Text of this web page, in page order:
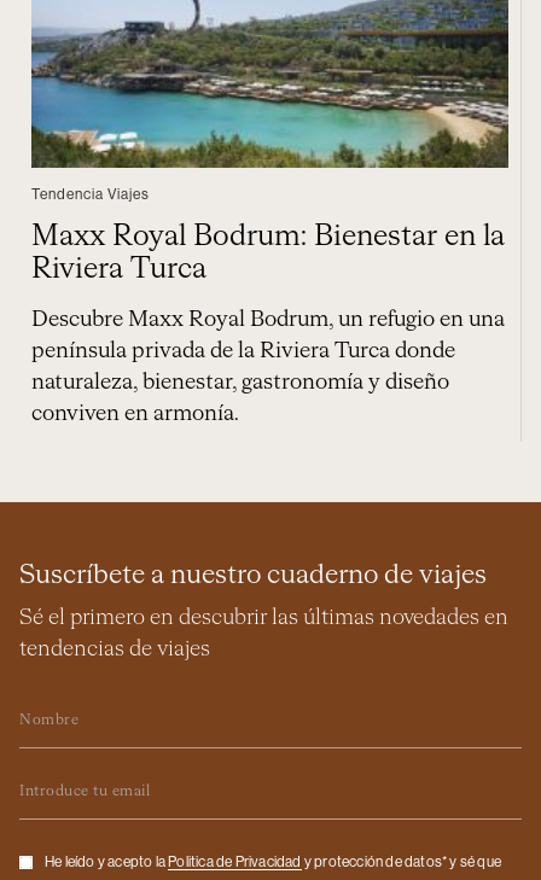
Tendencia Viajes
Maxx Royal Bodrum: Bienestar en la
Riviera Turca
Descubre Maxx Royal Bodrum, un refugio en una
península privada de la Riviera Turca donde
naturaleza, bienestar, gastronomía y diseño
conviven en armonía.
Suscríbete a nuestro cuaderno de viajes
Sé el primero en descubrir las últimas novedades en
tendencias de viajes
Checkbox
He leído y acepto la Politica de Privacidad y protección de datos* y sé que